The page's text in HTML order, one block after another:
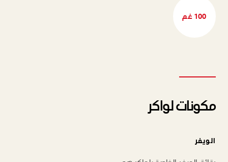
100 غم
مكونات لواكر
الويفر